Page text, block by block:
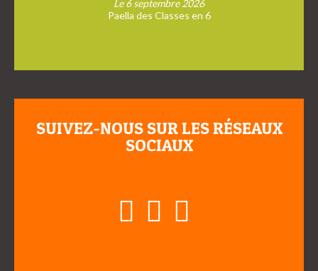
Le 6 septembre 2026
Paella des Classes en 6
SUIVEZ-NOUS SUR LES RÉSEAUX
SOCIAUX